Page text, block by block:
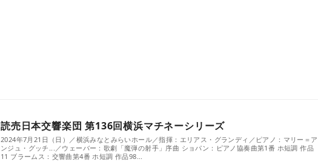
読売日本交響楽団 第136回横浜マチネーシリーズ
2024年7月21日（日）／横浜みなとみらいホール／指揮：エリアス・グランディ／ピアノ：マリー＝ア
ンジュ・グッチ...／ウェーバー：歌劇「魔弾の射手」序曲 ショパン：ピアノ協奏曲第1番 ホ短調 作品
11 ブラームス：交響曲第4番 ホ短調 作品98...